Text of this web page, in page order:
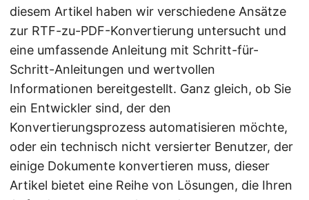
diesem Artikel haben wir verschiedene Ansätze
zur RTF-zu-PDF-Konvertierung untersucht und
eine umfassende Anleitung mit Schritt-für-
Schritt-Anleitungen und wertvollen
Informationen bereitgestellt. Ganz gleich, ob Sie
ein Entwickler sind, der den
Konvertierungsprozess automatisieren möchte,
oder ein technisch nicht versierter Benutzer, der
einige Dokumente konvertieren muss, dieser
Artikel bietet eine Reihe von Lösungen, die Ihren